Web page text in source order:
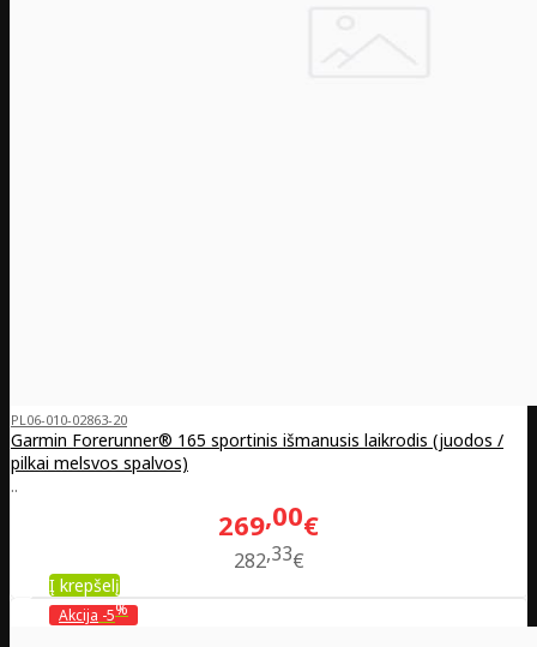
PL06-010-02863-20
Garmin Forerunner® 165 sportinis išmanusis laikrodis (juodos /
pilkai melsvos spalvos)
..
269 00€
282 33€
Į krepšelį
Akcija -5%